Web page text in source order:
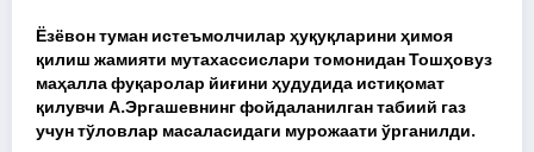
Ёзёвон туман истеъмолчилар ҳуқуқларини ҳимоя
қилиш жамияти мутахассислари томонидан Тошҳовуз
маҳалла фуқаролар йиғини ҳудудида истиқомат
қилувчи А.Эргашевнинг фойдаланилган табиий газ
учун тўловлар масаласидаги мурожаати ўрганилди.